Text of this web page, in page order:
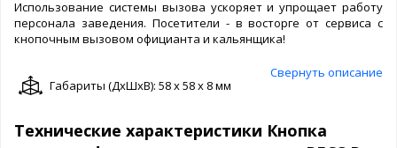
Использование системы вызова ускоряет и упрощает работу
персонала заведения. Посетители - в восторге от сервиса с
кнопочным вызовом официанта и кальянщика!
Свернуть описание
Габариты (ДxШxВ): 58 x 58 x 8 мм
Технические характеристики Кнопка